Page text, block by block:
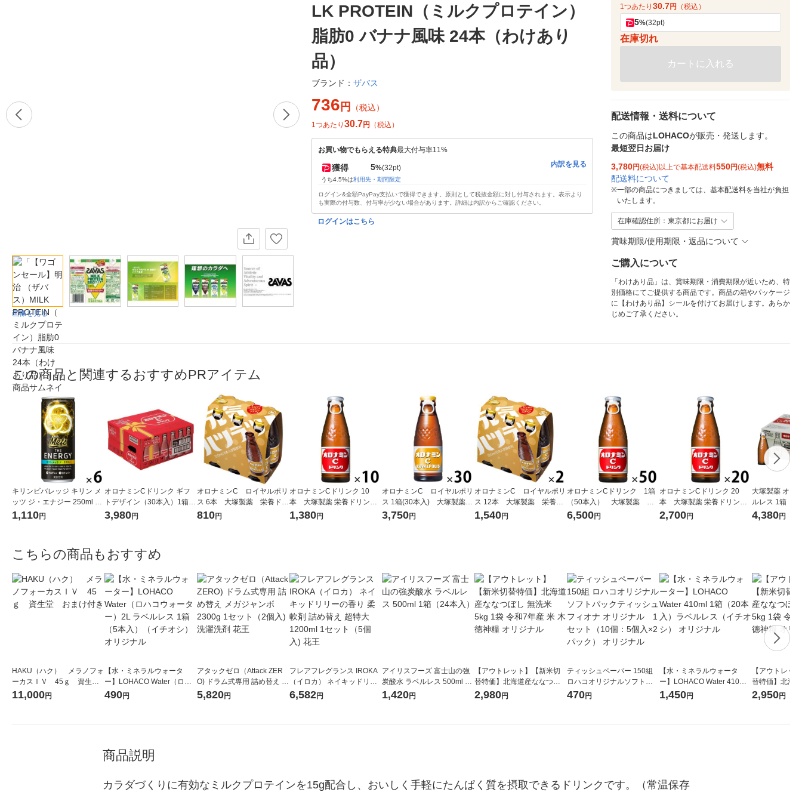
画像を見る
LK PROTEIN（ミルクプロテイン）
脂肪0 バナナ風味 24本（わけあり
品）
ブランド： ザバス
736 円 （税込）
1つあたり 30.7円 （税込）
お買い物でもらえる特典最大付与率11%
獲得 5%(32pt)
うち4.5%は利用先・期間限定
内訳を見る
ログイン&全額PayPay支払いで獲得できます。原則として税抜金額に対し付与されます。表示より
も実際の付与数、付与率が少ない場合があります。詳細は内訳からご確認ください。
ログインはこちら
1つあたり 30.7円 （税込）
5%(32pt)
在庫切れ
カートに入れる
配送情報・送料について
この商品はLOHACOが販売・発送します。
最短翌日お届け
3,780円(税込)以上で基本配送料550円(税込)無料
配送料について
※一部の商品につきましては、基本配送料を当社が負担
いたします。
在庫確認住所：東京都にお届け
賞味期限/使用期限・返品について
ご購入について
「わけあり品」は、賞味期限・消費期限が近いため、特
別価格にてご提供する商品です。商品の箱やパッケージ
に【わけあり品】シールを付けてお届けします。あらか
じめご了承ください。
この商品と関連するおすすめPRアイテム
キリンビバレッジ キリン メ
ッツ ジ・エナジー 250ml 1
セット（6缶）
1,110円
オロナミンCドリンク ギフ
トデザイン（30本入）1箱
大塚製薬
3,980円
オロナミンC ロイヤルポリ
ス 6本 大塚製薬 栄養ドリ
ンク
810円
オロナミンCドリンク 10
本 大塚製薬 栄養ドリンク
（イチオシ）
1,380円
オロナミンC ロイヤルポリ
ス 1箱(30本入) 大塚製薬
栄養ドリンク
3,750円
オロナミンC ロイヤルポリ
ス 12本 大塚製薬 栄養ド
リンク
1,540円
オロナミンCドリンク 1箱
（50本入） 大塚製薬 栄
養ドリンク（イチオシ）
6,500円
オロナミンCドリンク 20
本 大塚製薬 栄養ドリンク
（イチオシ）
2,700円
大塚製薬 オロ
ルレス 1箱（
ドリンク
4,380円
こちらの商品もおすすめ
HAKU（ハク） メラノフォ
ーカスＩＶ 45ｇ 資生
堂 おまけ付き
11,000円
【水・ミネラルウォータ
ー】LOHACO Water（ロハ
コウォーター）2L ラベルレ
490円
アタックゼロ（Attack ZER
O) ドラム式専用 詰め替え メ
ガジャンボ 2300g 1セット
5,820円
フレアフレグランス IROKA
（イロカ） ネイキッドリリ
ーの香り 柔軟剤 詰め替え 超
6,582円
アイリスフーズ 富士山の強
炭酸水 ラベルレス 500ml 1
箱（24本入）
1,420円
【アウトレット】【新米切
替特価】北海道産ななつぼ
し 無洗米 5kg 1袋 令和7年産
2,980円
ティッシュペーパー 150組
ロハコオリジナルソフトパ
ックティッシュ フィオナ オ
470円
【水・ミネラルウォータ
ー】LOHACO Water 410ml
1箱（20本入）ラベルレス
1,450円
【アウトレッ
替特価】北海
し 精白米 5kg
2,950円
商品説明
カラダづくりに有効なミルクプロテインを15g配合し、おいしく手軽にたんぱく質を摂取できるドリンクです。（常温保存